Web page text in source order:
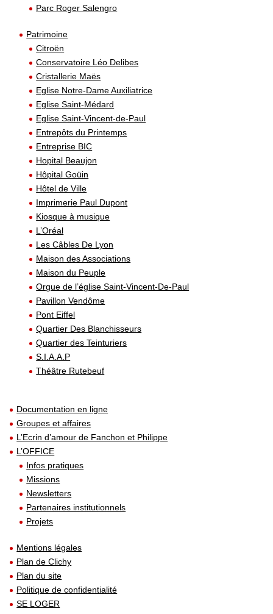
Parc Roger Salengro
Patrimoine
Citroën
Conservatoire Léo Delibes
Cristallerie Maës
Eglise Notre-Dame Auxiliatrice
Eglise Saint-Médard
Eglise Saint-Vincent-de-Paul
Entrepôts du Printemps
Entreprise BIC
Hopital Beaujon
Hôpital Goüin
Hôtel de Ville
Imprimerie Paul Dupont
Kiosque à musique
L’Oréal
Les Câbles De Lyon
Maison des Associations
Maison du Peuple
Orgue de l’église Saint-Vincent-De-Paul
Pavillon Vendôme
Pont Eiffel
Quartier Des Blanchisseurs
Quartier des Teinturiers
S.I.A.A.P
Théâtre Rutebeuf
Documentation en ligne
Groupes et affaires
L’Ecrin d’amour de Fanchon et Philippe
L’OFFICE
Infos pratiques
Missions
Newsletters
Partenaires institutionnels
Projets
Mentions légales
Plan de Clichy
Plan du site
Politique de confidentialité
SE LOGER